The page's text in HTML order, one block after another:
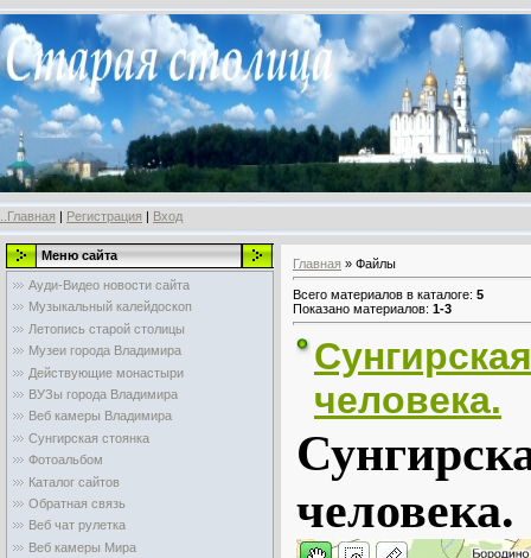
..Главная | Регистрация | Вход
Меню сайта
Ауди-Видео новости сайта
Музыкальный калейдоскоп
Летопись старой столицы
Музеи города Владимира
Действующие монастыри
ВУЗы города Владимира
Веб камеры Владимира
Сунгирская стоянка
Фотоальбом
Каталог сайтов
Обратная связь
Веб чат рулетка
Веб камеры Мира
Главная » Файлы
Всего материалов в каталоге: 5
Показано материалов: 1-3
человека.
человека.